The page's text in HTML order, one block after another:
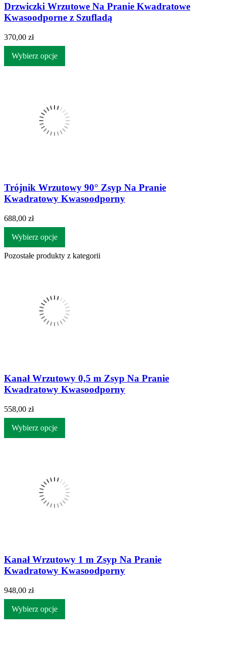
Drzwiczki Wrzutowe Na Pranie Kwadratowe
Kwasoodporne z Szufladą
370,00 zł
Wybierz opcje
Trójnik Wrzutowy 90° Zsyp Na Pranie
Kwadratowy Kwasoodporny
688,00 zł
Wybierz opcje
Pozostałe produkty z kategorii
Kanał Wrzutowy 0,5 m Zsyp Na Pranie
Kwadratowy Kwasoodporny
558,00 zł
Wybierz opcje
Kanał Wrzutowy 1 m Zsyp Na Pranie
Kwadratowy Kwasoodporny
948,00 zł
Wybierz opcje